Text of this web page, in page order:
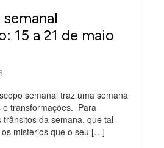
15 a 21 de maio
semanal traz uma semana
e transformações. Para
da semana, que tal
mistérios que o seu […]